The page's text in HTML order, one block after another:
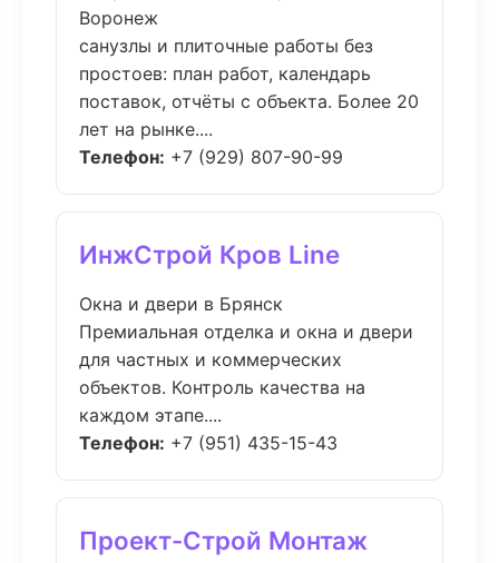
Воронеж
санузлы и плиточные работы без
простоев: план работ, календарь
поставок, отчёты с объекта. Более 20
лет на рынке....
Телефон: +7 (929) 807-90-99
ИнжСтрой Кров Line
Окна и двери в Брянск
Премиальная отделка и окна и двери
для частных и коммерческих
объектов. Контроль качества на
каждом этапе....
Телефон: +7 (951) 435-15-43
Проект-Строй Монтаж